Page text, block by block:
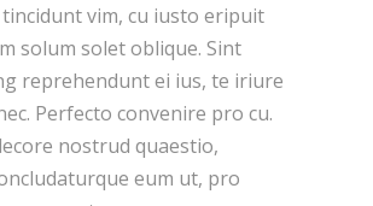
vim, cu iusto eripuit
solum solet oblique. Sint
reprehendunt ei ius, te iriure
Perfecto convenire pro cu.
nostrud quaestio,
eum ut, pro